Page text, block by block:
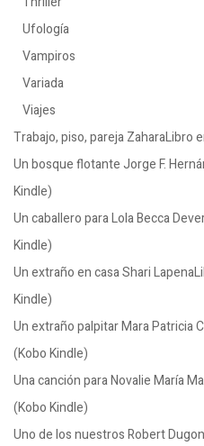
Ufología
Vampiros
Variada
Viajes
Trabajo, piso, pareja ZaharaLibro
Un bosque flotante Jorge F.
Kindle)
Un caballero para Lola Becca
Kindle)
Un extraño en casa Shari
Kindle)
Un extraño palpitar Mara Patricia
(Kobo Kindle)
Una canción para Novalie María
(Kobo Kindle)
Uno de los nuestros Robert